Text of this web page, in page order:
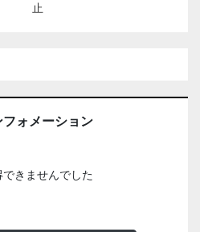
止
ォメーション
きませんでした